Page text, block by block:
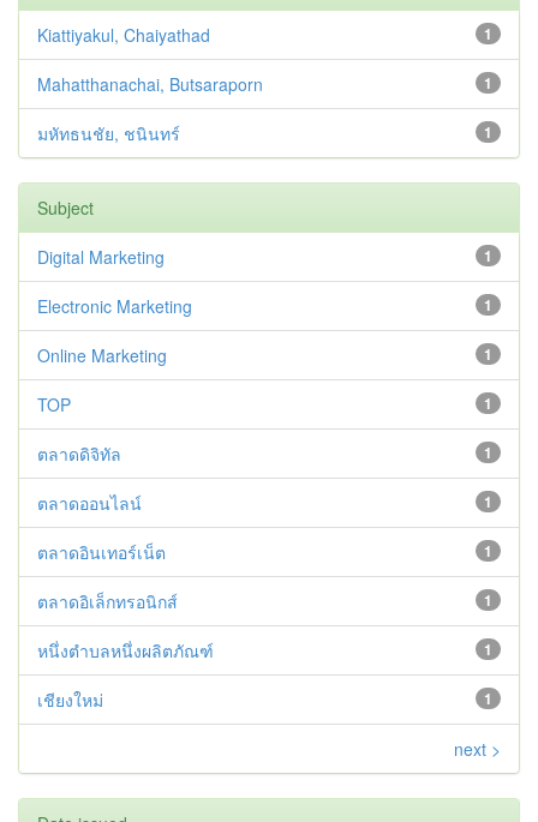
1
Kiattiyakul, Chaiyathad
1
Mahatthanachai, Butsaraporn
1
มหัทธนชัย, ชนินทร์
Subject
1
Digital Marketing
1
Electronic Marketing
1
Online Marketing
1
TOP
1
ตลาดดิจิทัล
1
ตลาดออนไลน์
1
ตลาดอินเทอร์เน็ต
1
ตลาดอิเล็กทรอนิกส์
1
หนึ่งตำบลหนึ่งผลิตภัณฑ์
1
เชียงใหม่
next >